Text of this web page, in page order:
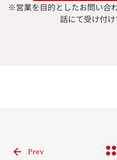
※営業を目的としたお問い合
話にて受け付け
Prev